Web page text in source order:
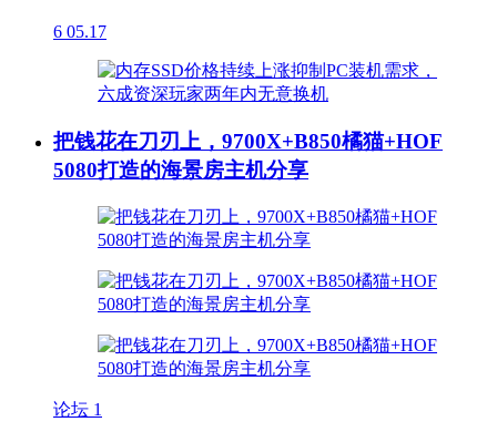
6 05.17
把钱花在刀刃上，9700X+B850橘猫+HOF
5080打造的海景房主机分享
论坛 1